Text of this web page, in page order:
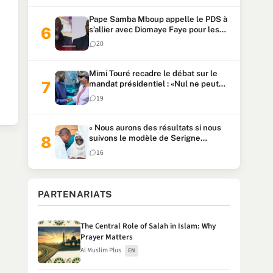
Pape Samba Mboup appelle le PDS à
s’allier avec Diomaye Faye pour les
locales et tacle Sonko
20
Mimi Touré recadre le débat sur le
mandat présidentiel : «Nul ne peut
faire plus de deux mandats
consécutifs de 5 ans»
19
« Nous aurons des résultats si nous
suivons le modèle de Serigne
Touba » : Ousmane Sonko au Khalife
Serigne Mountakha
16
PARTENARIATS
The Central Role of Salah in Islam: Why
Prayer Matters
Al Muslim Plus EN